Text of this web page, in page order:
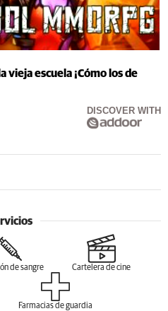
vieja escuela ¡Cómo los de
DISCOVER WITH
de sangre Cartelera de cine
Farmacias de guardia